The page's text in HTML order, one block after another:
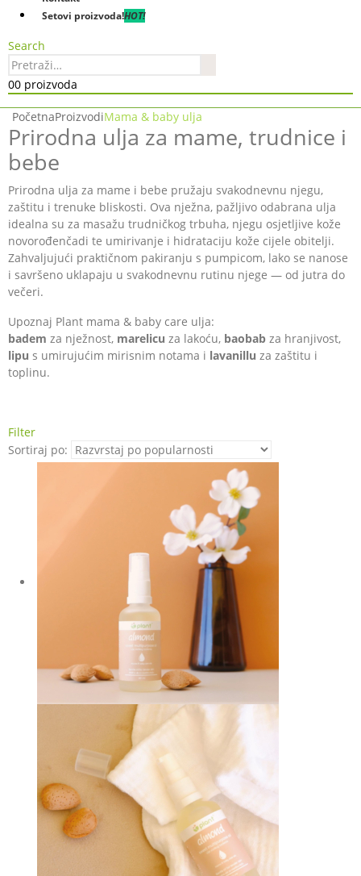
Setovi proizvoda!HOT!
Search
00 proizvoda
PočetnaProizvodiMama & baby ulja
Prirodna ulja za mame, trudnice i
bebe
Prirodna ulja za mame i bebe pružaju svakodnevnu njegu,
zaštitu i trenuke bliskosti. Ova nježna, pažljivo odabrana ulja
idealna su za masažu trudničkog trbuha, njegu osjetljive kože
novorođenčadi te umirivanje i hidrataciju kože cijele obitelji.
Zahvaljujući praktičnom pakiranju s pumpicom, lako se nanose
i savršeno uklapaju u svakodnevnu rutinu njege — od jutra do
večeri.
Upoznaj Plant mama & baby care ulja:
badem za nježnost, marelicu za lakoću, baobab za hranjivost,
lipu s umirujućim mirisnim notama i lavanillu za zaštitu i
toplinu.
Filter
Sortiraj po: